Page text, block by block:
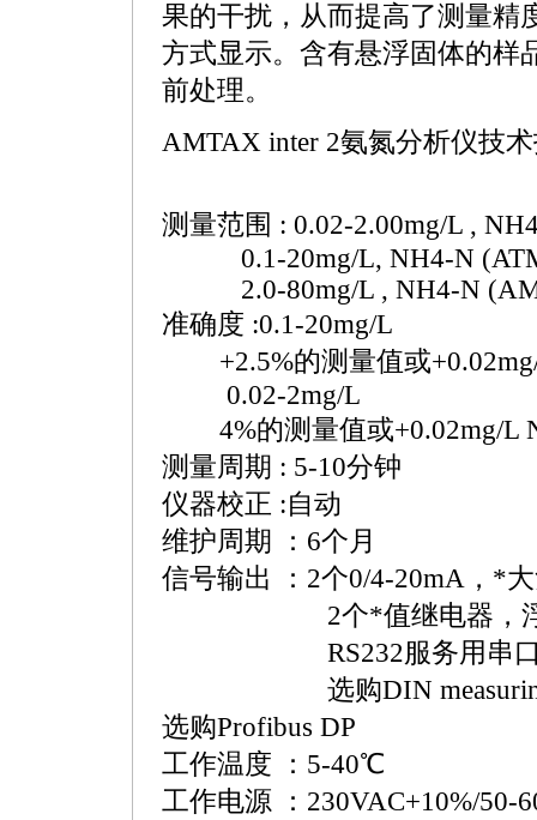
果的干扰，从而提高了测量精
方式显示。含有悬浮固体的样
前处理。
AMTAX inter 2氨氮分析仪技
测量范围 : 0.02-2.00mg/L ,
0.1-20mg/L, NH4-N
2.0-80mg/L , NH4-N (
准确度 :0.1-20mg/L
+2.5%的测量值或
0.02-2mg/L
4%的测量值或+0.02mg/L
测量周期 : 5-10分钟
仪器校正 :自动
维护周期 ：6个月
信号输出 ：2个0/4-20mA， *
2个*值继电器，
RS232服务用串
选购DIN measuring
选购Profibus DP
工作温度 ：5-40℃
工作电源 ：230VAC+10%/50-